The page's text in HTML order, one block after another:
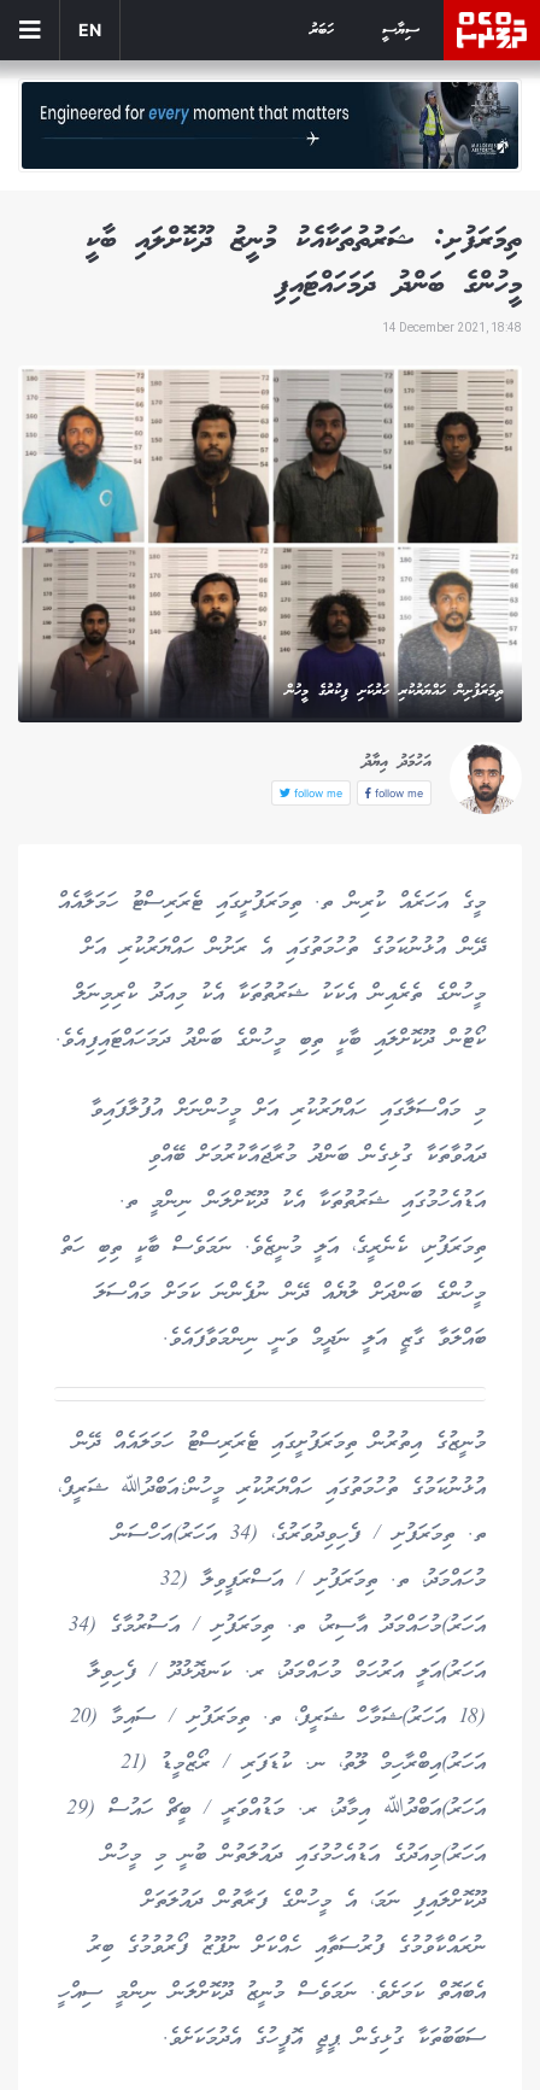
ސިޔާސީ ހަބަރު EN
ތިމަރަފުށި: ޝަރުތުތަކާއެކު މުނީޒު ދޫކޮށްލައި ބާކީ
މީހުންގެ ބަންދު ދަމަހައްޓައިފި
14 December 2021, 18:48
ތިމަރަފުށިން ހައްޔަރުކުރި ހަރުކަށި ފިކުރުގެ މީހުން
އަހުމަދު އިޔާދު
follow me
follow me
މީގެ އަހަރެއް ކުރިން ތ. ތިމަރަފުށީގައި ޓެރަރިސްޓު ހަމަލާއެއް
ދޭން އުޅުނުކަމުގެ ތުހުމަތުގައި އެ ރަށުން ހައްޔަރުކުރި އަށް
މީހުންގެ ތެރެއިން އެކަކު ޝަރުތުތަކާ އެކު މިއަދު ކްރިމިނަލް
ކޯޓުން ދޫކޮށްލައި ބާކީ ތިބި މީހުންގެ ބަންދު ދަމަހައްޓައިފިއެވެ.
މި މައްސަލާގައި ހައްޔަރުކުރި އަށް މީހުންނަށް އުފުލާފައިވާ
ދައުވާތަކާ ގުޅިގެން ބަންދު މުރާޖައާކުރުމަށް ބޭއްވި
އަޑުއެހުމުގައި ޝަރުތުތަކާ އެކު ދޫކޮށްލަން ނިންމީ ތ.
ތިމަރަފުށި، ކެނެރީގެ، އަލީ މުނީޒެވެ. ނަމަވެސް ބާކީ ތިބި ހަތް
މީހުންގެ ބަންދަށް ލުޔެއް ދޭން ނުފެންނަ ކަމަށް މައްސަލަ
ބައްލަވާ ގާޒީ އަލީ ނަދީމް ވަނީ ނިންމަވާފައެވެ.
މުނީޒުގެ އިތުރުން ތިމަރަފުށީގައި ޓެރަރިސްޓު ހަމަލައެއް ދޭން
އުޅުނުކަމުގެ ތުހުމަތުގައި ހައްޔަރުކުރި މީހުން:އަބްދުﷲ ޝަރީފް،
ތ. ތިމަރަފުށި / ފެހިވިދުވަރުގެ، (34 އަހަރު)އަހްސަން
މުހައްމަދު، ތ. ތިމަރަފުށި / އަސްރަފީވިލާ (32
އަހަރު)މުހައްމަދު އާސިރު، ތ. ތިމަރަފުށި / އަސުރުމާގެ (34
އަހަރު)އަލީ އަރުހަމް މުހައްމަދު، ރ. ކަނދޮޅުދޫ / ފެހިވިލާ
(18 އަހަރު)ޝަމާހް ޝަރީފް، ތ. ތިމަރަފުށި / ސައިމާ (20
އަހަރު)އިބްރާހިމް ލޫތު، ނ. ކުޑަފަރި / ރޯޒްމީޑު (21
އަހަރު)އަބްދުﷲ އިމާދު، ރ. މަޑުއްވަރީ / ބީޗް ހައުސް (29
އަހަރު)މިއަދުގެ އަޑުއެހުމުގައި ދައުލަތުން ބުނީ މި މީހުން
ދޫކޮށްލައިފި ނަމަ، އެ މީހުންގެ ފަރާތުން ދައުލަތަށް
ނުރައްކާވުމުގެ ފުރުސަތާއި ހެއްކަށް ނުފޫޒު ފޯރުވުމުގެ ބިރު
އެބައޮތް ކަމަށެވެ. ނަމަވެސް މުނީޒު ދޫކޮށްލަން ނިންމީ ސިއްހީ
ސަބަބުތަކާ ގުޅިގެން ޕީޖީ އޮފީހުގެ އެދުމަކަށެވެ.